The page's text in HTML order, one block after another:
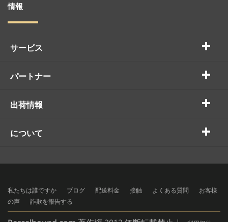
情報
サービス
パートナー
出荷情報
について
私たちは誰ですか ブログ 配送料金 接触 よくある質問
お客様
の声
詐欺を報告する